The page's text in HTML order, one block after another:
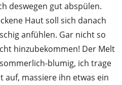
deswegen gut abspülen.
Haut soll sich danach
anfühlen. Gar nicht so
hinzubekommen! Der Melt
blumig, ich trage
auf, massiere ihn etwas ein